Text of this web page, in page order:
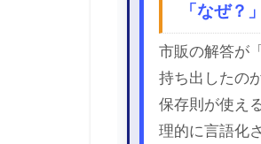
「なぜ？
市販の解答が
持ち出したの
保存則が使え
理的に言語化